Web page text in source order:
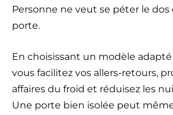
Personne ne veut se péter le dos
porte.
En choisissant un modèle
vous facilitez vos allers-retours,
affaires du froid et réduisez les
Une porte bien isolée peut